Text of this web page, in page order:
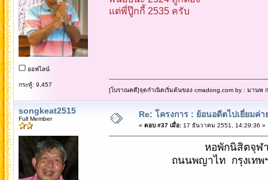
ออฟไลน์
กระทู้: 9,457
แต่พี่ปู๊กกี้ 2535 ครับ
[โบราณคดี]จุดกำเนิดเริ่มต้นของ cmadong.com by : มานพ
songkeat2515
Full Member Re: โครงการ : ย้อนอดีตไปเยี่ยมค่
« ตอบ #37 เมื่อ:17 ธันวาคม 2551, 14:29:36 »
หอพักนิสิตจุฬ
ถนนพญาไท กรุงเทพฯ